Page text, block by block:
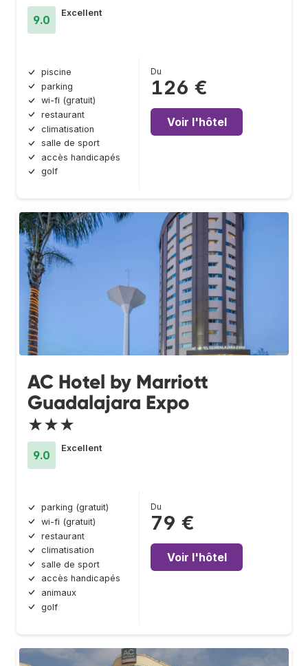
9.0
Excellent
piscine
parking
wi-fi (gratuit)
restaurant
climatisation
salle de sport
accès handicapés
golf
Du
126 €
Voir l'hôtel
AC Hotel by Marriott
Guadalajara Expo
★★★
9.0
Excellent
parking (gratuit)
wi-fi (gratuit)
restaurant
climatisation
salle de sport
accès handicapés
animaux
golf
Du
79 €
Voir l'hôtel